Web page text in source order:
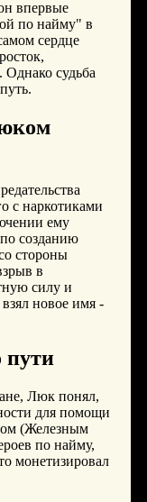
впервые
по найму" в
сердце
судьба
с наркотиками
ему
созданию
стороны
в
силу и
новое имя -
пути
Люк понял,
для помощи
(Железным
по найму,
монетизировал